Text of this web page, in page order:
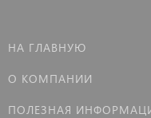
НА ГЛАВНУЮ
О КОМПАНИИ
ПОЛЕЗНАЯ